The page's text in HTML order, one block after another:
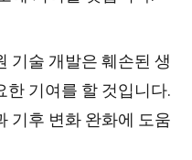
기술 개발은 훼손된 생
한 기여를 할 것입니다.
기후 변화 완화에 도움